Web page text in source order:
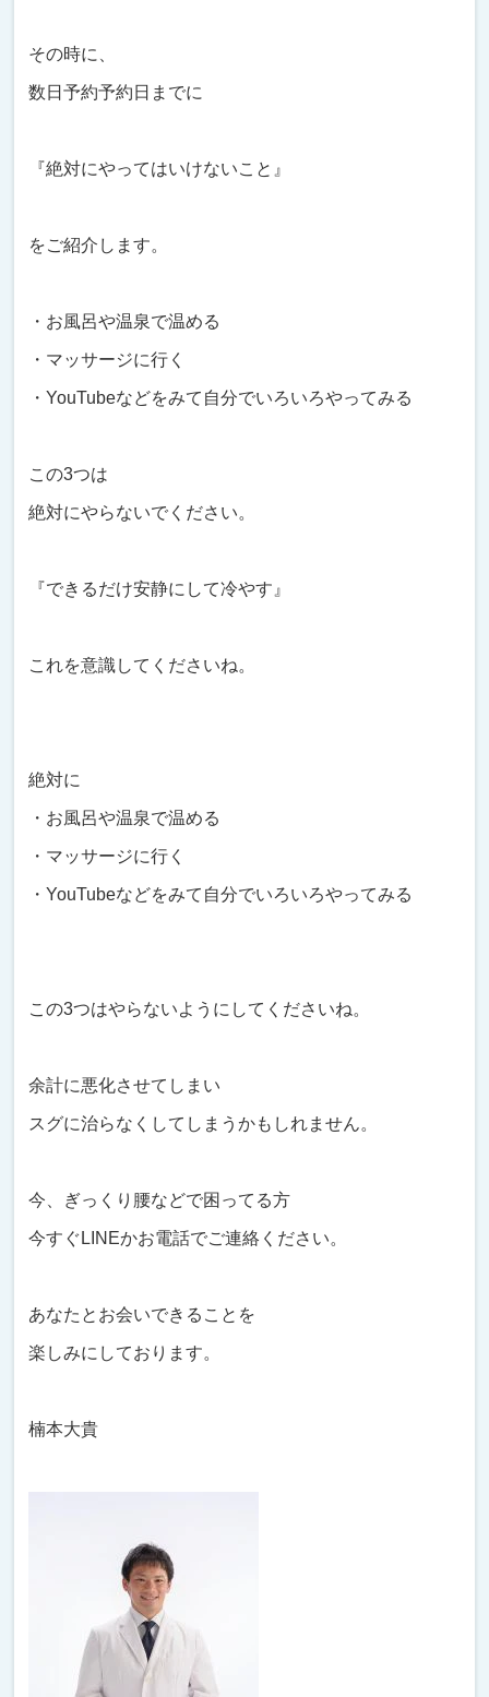
その時に、
数日予約予約日までに
『絶対にやってはいけないこと』
をご紹介します。
・お風呂や温泉で温める
・マッサージに行く
・YouTubeなどをみて自分でいろいろやってみる
この3つは
絶対にやらないでください。
『できるだけ安静にして冷やす』
これを意識してくださいね。
絶対に
・お風呂や温泉で温める
・マッサージに行く
・YouTubeなどをみて自分でいろいろやってみる
この3つはやらないようにしてくださいね。
余計に悪化させてしまい
スグに治らなくしてしまうかもしれません。
今、ぎっくり腰などで困ってる方
今すぐLINEかお電話でご連絡ください。
あなたとお会いできることを
楽しみにしております。
楠本大貴